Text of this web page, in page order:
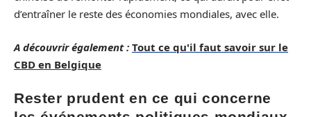
d’entraîner le reste des économies mondiales, avec elle.
A découvrir également : Tout ce qu'il faut savoir sur le
CBD en Belgique
Rester prudent en ce qui concerne